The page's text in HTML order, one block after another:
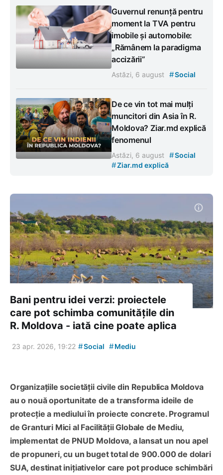
Guvernul renunță pentru
moment la TVA pentru
imobile și automobile:
„Rămânem la paradigma
accizării”
Astăzi, 6 august #Social
De ce vin tot mai mulți
muncitori din Asia în R.
Moldova? Ziar.md explică
fenomenul
Astăzi, 6 august #Social
#Ziar.md explică
Bani pentru idei verzi: proiectele
care pot schimba comunitățile din
R. Moldova - iată cine poate aplica
23 apr. 2026, 19:22 #Social #Mediu
Organizațiile societății civile din Republica Moldova
au o nouă oportunitate de a transforma ideile de
protecție a mediului în proiecte concrete. Programul
de Granturi Mici al Facilității Globale de Mediu,
implementat de PNUD Moldova, a lansat un nou apel
de propuneri, cu un buget total de 900.000 de dolari
SUA, destinat inițiativelor care pot produce schimbări